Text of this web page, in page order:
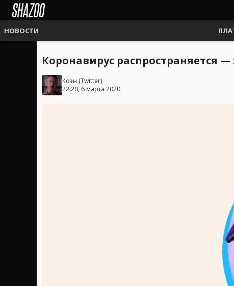
НОВОСТИ
Коронавирус распространяется —
Коэн (Twitter)
22:20, 6 марта 2020